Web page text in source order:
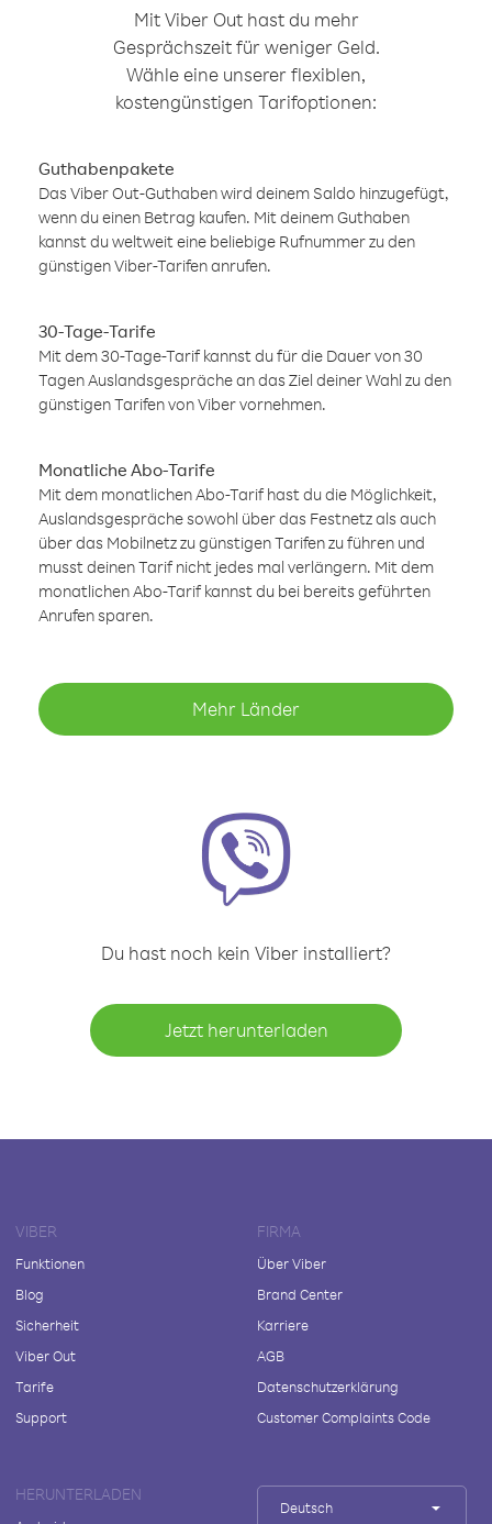
Mit Viber Out hast du mehr
Gesprächszeit für weniger Geld.
Wähle eine unserer flexiblen,
kostengünstigen Tarifoptionen:
Guthabenpakete
Das Viber Out-Guthaben wird deinem Saldo hinzugefügt,
wenn du einen Betrag kaufen. Mit deinem Guthaben
kannst du weltweit eine beliebige Rufnummer zu den
günstigen Viber-Tarifen anrufen.
30-Tage-Tarife
Mit dem 30-Tage-Tarif kannst du für die Dauer von 30
Tagen Auslandsgespräche an das Ziel deiner Wahl zu den
günstigen Tarifen von Viber vornehmen.
Monatliche Abo-Tarife
Mit dem monatlichen Abo-Tarif hast du die Möglichkeit,
Auslandsgespräche sowohl über das Festnetz als auch
über das Mobilnetz zu günstigen Tarifen zu führen und
musst deinen Tarif nicht jedes mal verlängern. Mit dem
monatlichen Abo-Tarif kannst du bei bereits geführten
Anrufen sparen.
Mehr Länder
Du hast noch kein Viber installiert?
Jetzt herunterladen
VIBER
Funktionen
Blog
Sicherheit
Viber Out
Tarife
Support
FIRMA
Über Viber
Brand Center
Karriere
AGB
Datenschutzerklärung
Customer Complaints Code
HERUNTERLADEN
Deutsch